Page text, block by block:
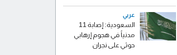
عربي
السعودية: إصابة 11
مدنياً في هجوم إرهابي
حوثي على نجران